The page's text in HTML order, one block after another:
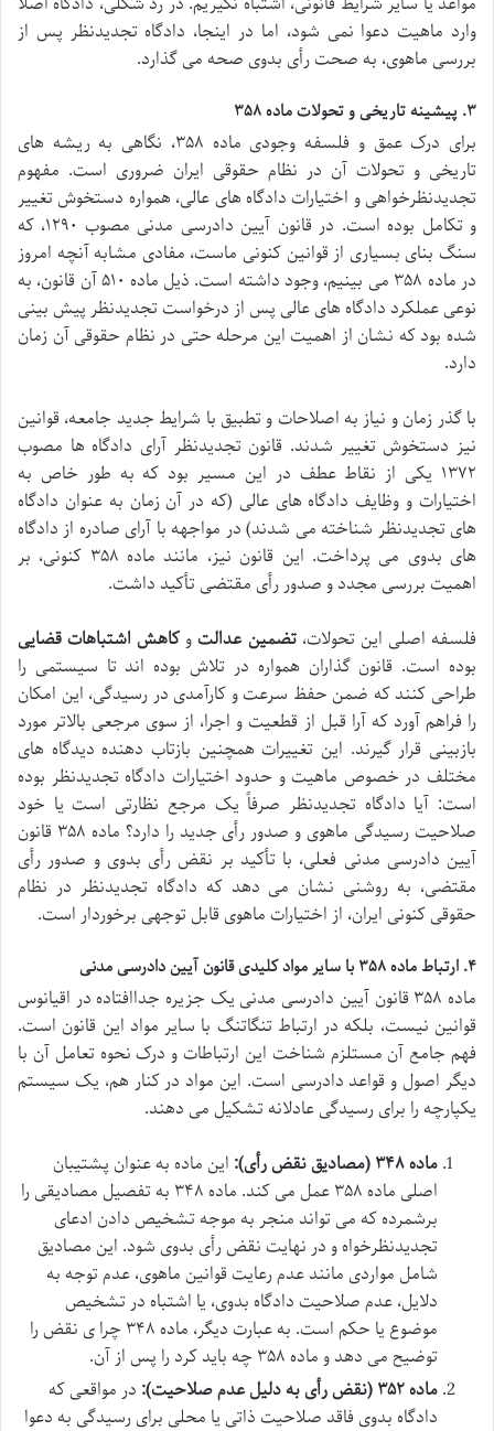
وارد ماهیت دعوا نمی شود، اما در اینجا، دادگاه تجدیدنظر پس از
بررسی ماهوی، به صحت رأی بدوی صحه می گذارد.
۳. پیشینه تاریخی و تحولات ماده ۳۵۸
برای درک عمق و فلسفه وجودی ماده ۳۵۸، نگاهی به ریشه های
تاریخی و تحولات آن در نظام حقوقی ایران ضروری است. مفهوم
تجدیدنظرخواهی و اختیارات دادگاه های عالی، همواره دستخوش تغییر
و تکامل بوده است. در قانون آیین دادرسی مدنی مصوب ۱۲۹۰، که
سنگ بنای بسیاری از قوانین کنونی ماست، مفادی مشابه آنچه امروز
در ماده ۳۵۸ می بینیم، وجود داشته است. ذیل ماده ۵۱۰ آن قانون، به
نوعی عملکرد دادگاه های عالی پس از درخواست تجدیدنظر پیش بینی
شده بود که نشان از اهمیت این مرحله حتی در نظام حقوقی آن زمان
دارد.
با گذر زمان و نیاز به اصلاحات و تطبیق با شرایط جدید جامعه، قوانین
نیز دستخوش تغییر شدند. قانون تجدیدنظر آرای دادگاه ها مصوب
۱۳۷۲ یکی از نقاط عطف در این مسیر بود که به طور خاص به
اختیارات و وظایف دادگاه های عالی (که در آن زمان به عنوان دادگاه
های تجدیدنظر شناخته می شدند) در مواجهه با آرای صادره از دادگاه
های بدوی می پرداخت. این قانون نیز، مانند ماده ۳۵۸ کنونی، بر
اهمیت بررسی مجدد و صدور رأی مقتضی تأکید داشت.
فلسفه اصلی این تحولات،تضمین عدالتوکاهش اشتباهات قضایی
بوده است. قانون گذاران همواره در تلاش بوده اند تا سیستمی را
طراحی کنند که ضمن حفظ سرعت و کارآمدی در رسیدگی، این امکان
را فراهم آورد که آرا قبل از قطعیت و اجرا، از سوی مرجعی بالاتر مورد
بازبینی قرار گیرند. این تغییرات همچنین بازتاب دهنده دیدگاه های
مختلف در خصوص ماهیت و حدود اختیارات دادگاه تجدیدنظر بوده
است: آیا دادگاه تجدیدنظر صرفاً یک مرجع نظارتی است یا خود
صلاحیت رسیدگی ماهوی و صدور رأی جدید را دارد؟ ماده ۳۵۸ قانون
آیین دادرسی مدنی فعلی، با تأکید بر نقض رأی بدوی و صدور رأی
مقتضی، به روشنی نشان می دهد که دادگاه تجدیدنظر در نظام
حقوقی کنونی ایران، از اختیارات ماهوی قابل توجهی برخوردار است.
۴. ارتباط ماده ۳۵۸ با سایر مواد کلیدی قانون آیین دادرسی مدنی
ماده ۳۵۸ قانون آیین دادرسی مدنی یک جزیره جداافتاده در اقیانوس
قوانین نیست، بلکه در ارتباط تنگاتنگ با سایر مواد این قانون است.
فهم جامع آن مستلزم شناخت این ارتباطات و درک نحوه تعامل آن با
دیگر اصول و قواعد دادرسی است. این مواد در کنار هم، یک سیستم
یکپارچه را برای رسیدگی عادلانه تشکیل می دهند.
ماده ۳۴۸ (مصادیق نقض رأی):
این ماده به عنوان پشتیبان
اصلی ماده ۳۵۸ عمل می کند. ماده ۳۴۸ به تفصیل مصادیقی را
برشمرده که می تواند منجر به موجه تشخیص دادن ادعای
تجدیدنظرخواه و در نهایت نقض رأی بدوی شود. این مصادیق
شامل مواردی مانند عدم رعایت قوانین ماهوی، عدم توجه به
دلایل، عدم صلاحیت دادگاه بدوی، یا اشتباه در تشخیص
موضوع یا حکم است. به عبارت دیگر، ماده ۳۴۸ چرا ی نقض را
توضیح می دهد و ماده ۳۵۸ چه باید کرد را پس از آن.
ماده ۳۵۲ (نقض رأی به دلیل عدم صلاحیت):
در مواقعی که
دادگاه بدوی فاقد صلاحیت ذاتی یا محلی برای رسیدگی به دعوا